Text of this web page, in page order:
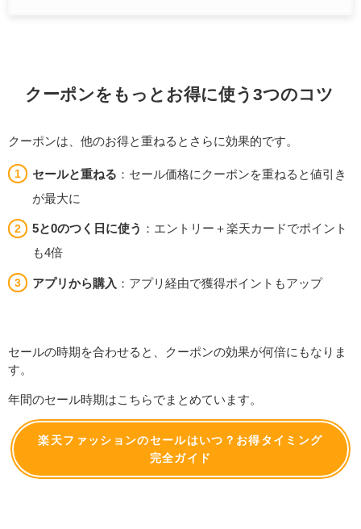
クーポンをもっとお得に使う3つのコツ
クーポンは、他のお得と重ねるとさらに効果的です。
セールと重ねる ：セール価格にクーポンを重ねると値引き
が最大に
5と0のつく日に使う ：エントリー＋楽天カードでポイント
も4倍
アプリから購入 ：アプリ経由で獲得ポイントもアップ
セールの時期を合わせると、クーポンの効果が何倍にもなりま
す。
年間のセール時期はこちらでまとめています。
楽天ファッションのセールはいつ？お得タイミング
完全ガイド